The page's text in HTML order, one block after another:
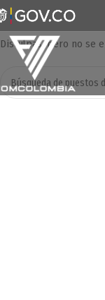
No He
Disculpas, pero no se